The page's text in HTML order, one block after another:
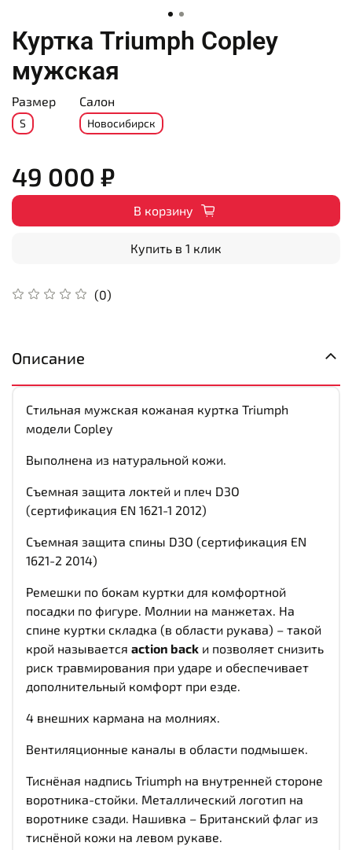
Куртка Triumph Copley
мужская
(0)
Размер
S
Салон
Новосибирск
49 000 ₽
В корзину
Купить в 1 клик
Описание
Стильная мужская кожаная куртка Triumph
модели Copley
Выполнена из натуральной кожи.
Съемная защита локтей и плеч D3O
(сертификация EN 1621-1 2012)
Съемная защита спины D3O (сертификация EN
1621-2 2014)
Ремешки по бокам куртки для комфортной
посадки по фигуре. Молнии на манжетах. На
спине куртки складка (в области рукава) – такой
крой называется action back и позволяет снизить
риск травмирования при ударе и обеспечивает
дополнительный комфорт при езде.
4 внешних кармана на молниях.
Вентиляционные каналы в области подмышек.
Тиснёная надпись Triumph на внутренней стороне
воротника-стойки. Металлический логотип на
воротнике сзади. Нашивка – Британский флаг из
тиснёной кожи на левом рукаве.